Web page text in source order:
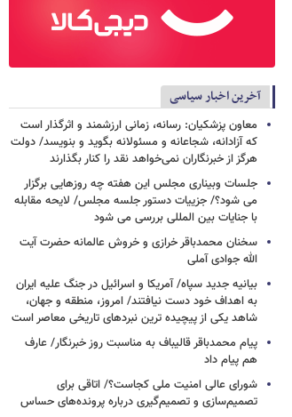
آخرین اخبار سیاسی
معاون پزشکیان: رسانه، زمانی ارزشمند و اثرگذار است
که آزادانه، شجاعانه و مسئولانه بگوید و بنویسد/ دولت
هرگز از خبرنگاران نمی‌خواهد نقد را کنار بگذارند
جلسات وبیناری مجلس این هفته چه روزهایی برگزار
می شود؟/ جزییات دستور جلسه مجلس/ لایحه مقابله
با جنایات بین المللی بررسی می شود
سخنان محمدباقر خرازی و خروش عالمانه حضرت آیت
الله جوادی آملی
بیانیه جدید سپاه/ آمریکا و اسرائیل در جنگ علیه ایران
به اهداف خود دست نیافتند/ امروز، منطقه و جهان،
شاهد یکی از پیچیده ترین نبردهای تاریخی معاصر است
پیام محمدباقر قالیباف به مناسبت روز خبرنگار/ عارف
هم پیام داد
شورای عالی امنیت ملی کجاست؟/ اتاقی برای
تصمیم‌سازی و تصمیم‌گیری درباره پرونده‌های حساس